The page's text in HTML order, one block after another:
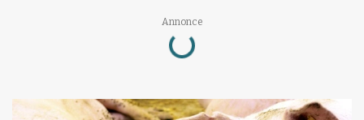
Annonce
Loading...